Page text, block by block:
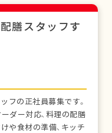
膳スタッフす
フの正社員募集です。
ダー対応、料理の配膳
や食材の準備、キッチ